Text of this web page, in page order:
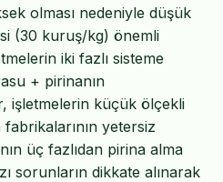
olması nedeniyle düşük
(30 kuruş/kg) önemli
iki fazlı sisteme
+ pirinanın
işletmelerin küçük ölçekli
fabrikalarının yetersiz
üç fazlıdan pirina alma
sorunların dikkate alınarak